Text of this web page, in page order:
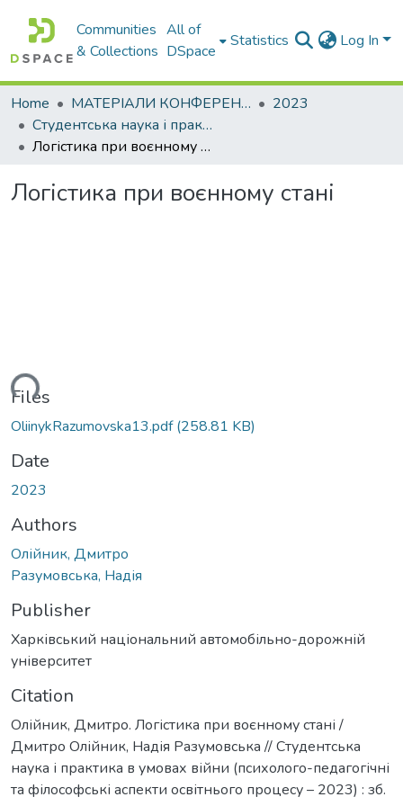
Communities
& Collections
All of
DSpace
Statistics Log In
Home МАТЕРІАЛИ КОНФЕРЕНЦІЙ
2023
Студентська наука і практика в умовах війни (психолого-педагогічні та філософські аспекти освітнього процесу – 2023)
Логістика при воєнному стані
Логістика при воєнному стані
Files
OliinykRazumovska13.pdf(258.81 KB)
Date
2023
Authors
Олійник, Дмитро
Разумовська, Надія
Publisher
Харківський національний автомобільно-дорожній
університет
Citation
Олійник, Дмитро. Логістика при воєнному стані /
Дмитро Олійник, Надія Разумовська // Студентська
наука і практика в умовах війни (психолого-педагогічні
та філософські аспекти освітнього процесу – 2023) : зб.